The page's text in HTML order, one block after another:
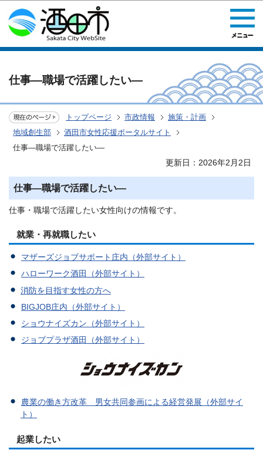
このページの本文へ移動
仕事―職場で活躍したい―
トップページ 市政情報
施策・計画
地域創生部
酒田市女性応援ポータルサイト
仕事―職場で活躍したい―
更新日：2026年2月2日
仕事―職場で活躍したい―
仕事・職場で活躍したい女性向けの情報です。
就業・再就職したい
マザーズジョブサポート庄内（外部サイト）
ハローワーク酒田（外部サイト）
消防を目指す女性の方へ
BIGJOB庄内（外部サイト）
ショウナイズカン（外部サイト）
ジョブプラザ酒田（外部サイト）
農業の働き方改革 男女共同参画による経営発展（外部サイ
ト）
起業したい